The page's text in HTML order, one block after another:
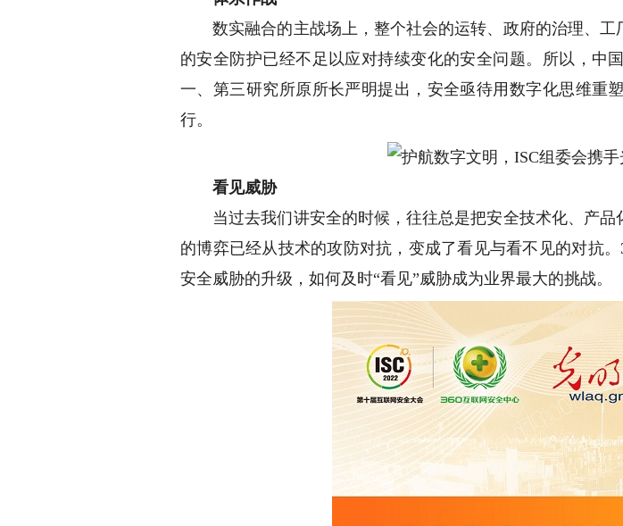
数实融合的主战场上，整个社会的运转、政府的治理、工
的安全防护已经不足以应对持续变化的安全问题。所以，中
一、第三研究所原所长严明提出，安全亟待用数字化思维重
行。
看见威胁
当过去我们讲安全的时候，往往总是把安全技术化、产品
的博弈已经从技术的攻防对抗，变成了看见与看不见的对抗
安全威胁的升级，如何及时“看见”威胁成为业界最大的挑战。